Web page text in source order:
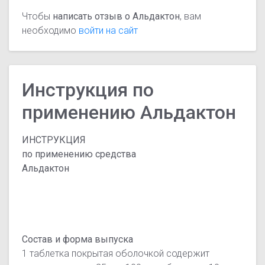
Чтобы написать отзыв о Альдактон, вам
необходимо войти на сайт
Инструкция по
применению Альдактон
ИНСТРУКЦИЯ
по применению средства
Альдактон
Состав и форма выпуска
1 таблетка покрытая оболочкой содержит